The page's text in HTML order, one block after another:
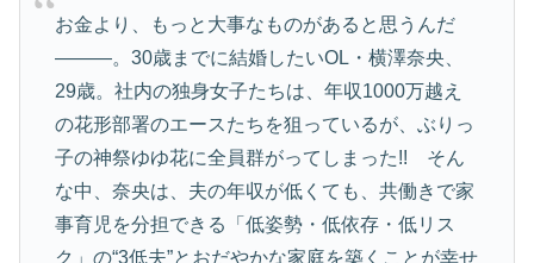
お金より、もっと大事なものがあると思うんだ
―――。30歳までに結婚したいOL・横澤奈央、
29歳。社内の独身女子たちは、年収1000万越え
の花形部署のエースたちを狙っているが、ぶりっ
子の神祭ゆゆ花に全員群がってしまった!! そん
な中、奈央は、夫の年収が低くても、共働きで家
事育児を分担できる「低姿勢・低依存・低リス
ク」の“3低夫”とおだやかな家庭を築くことが幸せ